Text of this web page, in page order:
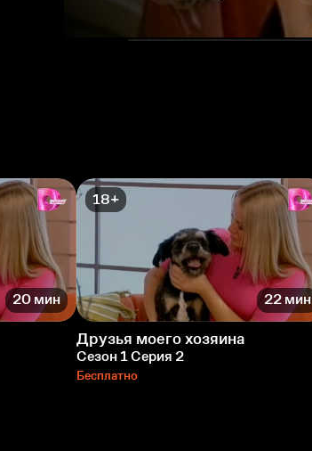
20 мин
18+
22 мин
Друзья моего хозяина
Сезон 1 Серия 2
Бесплатно